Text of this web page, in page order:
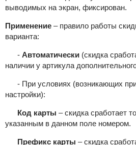
выводимых на экран, фиксирован.
Применение– правило работы
варианта:
- Автоматически(скидка
наличии у артикула
- При условиях (возникающих при
настройки):
Код карты – скидка сработает
указанным в данном поле номером.
Префикс карты – скидка